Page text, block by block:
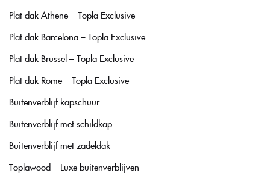
Plat dak Athene – Topla Exclusive
Plat dak Barcelona – Topla Exclusive
Plat dak Brussel – Topla Exclusive
Plat dak Rome – Topla Exclusive
Buitenverblijf kapschuur
Buitenverblijf met schildkap
Buitenverblijf met zadeldak
Toplawood – Luxe buitenverblijven